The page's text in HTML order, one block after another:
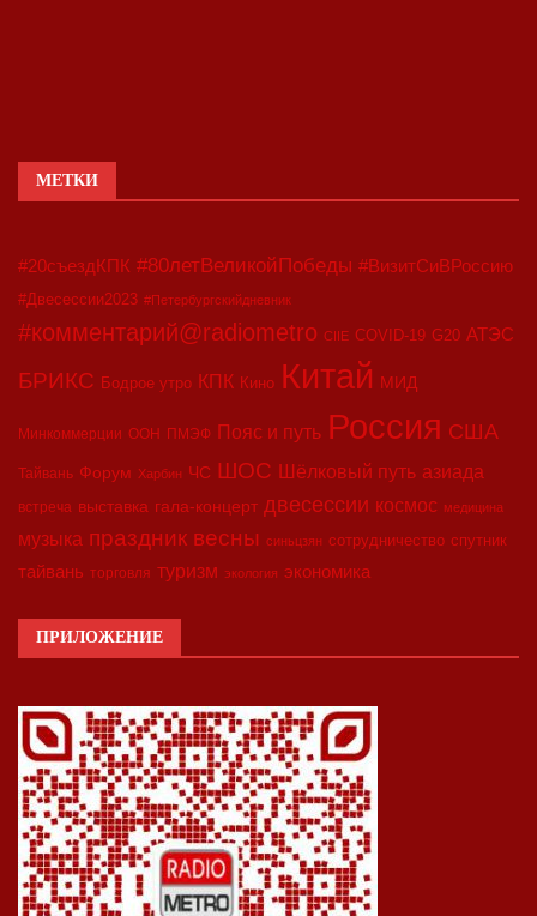
МЕТКИ
#20съездКПК #80летВеликойПобеды #ВизитСиВРоссию
#Двесессии2023 #Петербургскийдневник
#комментарий@radiometro CIIE COVID-19 G20 АТЭС
БРИКС Бодрое утро КПК Кино Китай МИД
Минкоммерции ООН ПМЭФ Пояс и путь Россия США
Тайвань Форум Харбин ЧС ШОС Шёлковый путь азиада
встреча выставка гала-концерт двесессии космос медицина
музыка праздник весны синьцзян сотрудничество спутник
тайвань торговля туризм экология экономика
ПРИЛОЖЕНИЕ